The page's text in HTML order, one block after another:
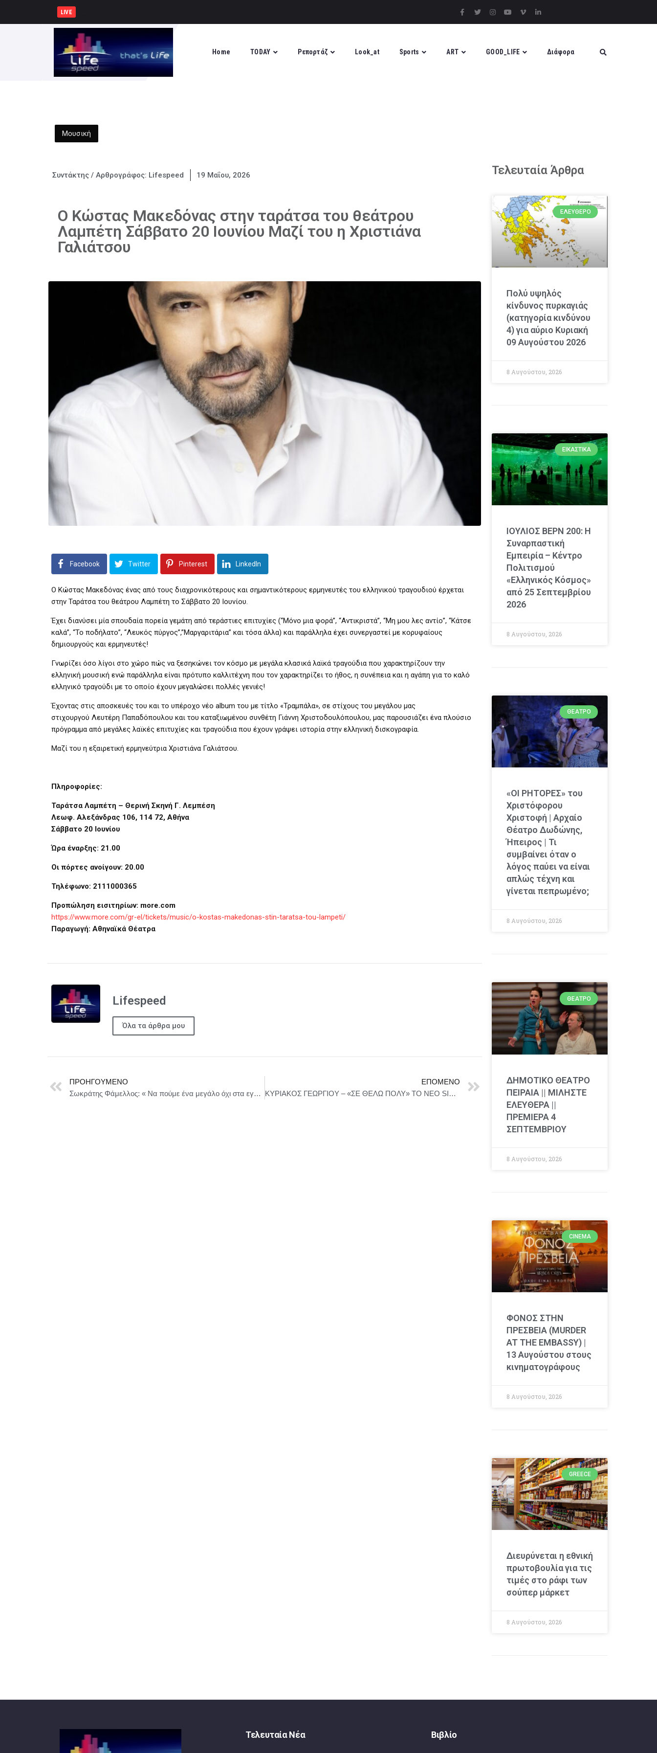
LIVE
Home TODAY Ρεπορτάζ Look_at Sports ART GOOD_LIFE Διάφορα
Μουσική
Συντάκτης / Αρθρογράφος: Lifespeed 19 Μαΐου, 2026
Ο Κώστας Μακεδόνας στην ταράτσα του θεάτρου
Λαμπέτη Σάββατο 20 Ιουνίου Μαζί του η Χριστιάνα
Γαλιάτσου
Facebook Twitter Pinterest LinkedIn
Ο Κώστας Μακεδόνας ένας από τους διαχρονικότερους και σημαντικότερους ερμηνευτές του ελληνικού τραγουδιού έρχεται
στην Ταράτσα του θεάτρου Λαμπέτη το Σάββατο 20 Ιουνίου.
Έχει διανύσει μία σπουδαία πορεία γεμάτη από τεράστιες επιτυχίες (“Μόνο μια φορά”, “Αντικριστά”, “Μη μου λες αντίο”, “Κάτσε
καλά”, “Το ποδήλατο”, “Λευκός πύργος”,”Μαργαριτάρια” και τόσα άλλα) και παράλληλα έχει συνεργαστεί με κορυφαίους
δημιουργούς και ερμηνευτές!
Γνωρίζει όσο λίγοι στο χώρο πώς να ξεσηκώνει τον κόσμο με μεγάλα κλασικά λαϊκά τραγούδια που χαρακτηρίζουν την
ελληνική μουσική ενώ παράλληλα είναι πρότυπο καλλιτέχνη που τον χαρακτηρίζει το ήθος, η συνέπεια και η αγάπη για το καλό
ελληνικό τραγούδι με το οποίο έχουν μεγαλώσει πολλές γενιές!
Έχοντας στις αποσκευές του και το υπέροχο νέο album του με τίτλο «Τραμπάλα», σε στίχους του μεγάλου μας
στιχουργού Λευτέρη Παπαδόπουλου και του καταξιωμένου συνθέτη Γιάννη Χριστοδουλόπουλου, μας παρουσιάζει ένα πλούσιο
πρόγραμμα από μεγάλες λαϊκές επιτυχίες και τραγούδια που έχουν γράψει ιστορία στην ελληνική δισκογραφία.
Μαζί του η εξαιρετική ερμηνεύτρια Χριστιάνα Γαλιάτσου.
Πληροφορίες:
Ταράτσα Λαμπέτη – Θερινή Σκηνή Γ. Λεμπέση
Λεωφ. Αλεξάνδρας 106, 114 72, Αθήνα
Σάββατο 20 Ιουνίου
Ώρα έναρξης: 21.00
Οι πόρτες ανοίγουν: 20.00
Τηλέφωνο: 2111000365
Προπώληση εισιτηρίων: more.com
https://www.more.com/gr-el/tickets/music/o-kostas-makedonas-stin-taratsa-tou-lampeti/
Παραγωγή: Αθηναϊκά Θέατρα
Lifespeed
Όλα τα άρθρα μου
ΠΡΟΗΓΟΎΜΕΝΟ
Σωκράτης Φάμελλος: « Να πούμε ένα μεγάλο όχι στα εγκλήματα Γενοκτονίας που δυστυχώς επαναλαμβάνονται στη γειτονιά μας»
ΕΠΌΜΕΝΟ
ΚΥΡΙΑΚΟΣ ΓΕΩΡΓΙΟΥ – «ΣΕ ΘΕΛΩ ΠΟΛΥ» ΤΟ ΝΕΟ SINGLE ΠΟΥ ΣΥΝΔΥΑΖΕΙ ΠΑΘΟΣ, ΡΥΘΜΟ ΚΑΙ ΣΥΝΑΙΣΘΗΜΑ!
Τελευταία Άρθρα
ΕΛΕΎΘΕΡΟ
Πολύ υψηλός
κίνδυνος πυρκαγιάς
(κατηγορία κινδύνου
4) για αύριο Κυριακή
09 Αυγούστου 2026
8 Αυγούστου, 2026
ΕΙΚΑΣΤΙΚΆ
ΙΟΥΛΙΟΣ ΒΕΡΝ 200: Η
Συναρπαστική
Εμπειρία – Κέντρο
Πολιτισμού
«Ελληνικός Κόσμος»
από 25 Σεπτεμβρίου
2026
8 Αυγούστου, 2026
ΘΈΑΤΡΟ
«ΟΙ ΡΗΤΟΡΕΣ» του
Χριστόφορου
Χριστοφή | Αρχαίο
Θέατρο Δωδώνης,
Ήπειρος | Τι
συμβαίνει όταν ο
λόγος παύει να είναι
απλώς τέχνη και
γίνεται πεπρωμένο;
8 Αυγούστου, 2026
ΘΈΑΤΡΟ
ΔΗΜΟΤΙΚΟ ΘΕΑΤΡΟ
ΠΕΙΡΑΙΑ || ΜΙΛΗΣΤΕ
ΕΛΕΥΘΕΡΑ ||
ΠΡΕΜΙΕΡΑ 4
ΣΕΠΤΕΜΒΡΙΟΥ
8 Αυγούστου, 2026
CINEMA
ΦΟΝΟΣ ΣΤΗΝ
ΠΡΕΣΒΕΙΑ (MURDER
AT THE EMBASSY) |
13 Αυγούστου στους
κινηματογράφους
8 Αυγούστου, 2026
GREECE
Διευρύνεται η εθνική
πρωτοβουλία για τις
τιμές στο ράφι των
σούπερ μάρκετ
8 Αυγούστου, 2026
Τελευταία Νέα Βιβλίο